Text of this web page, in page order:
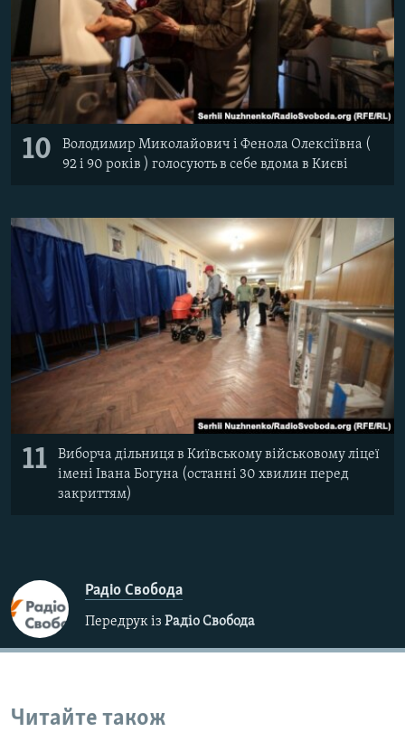
10
Володимир Миколайович і Фенола Олексіївна (
92 і 90 років ) голосують в себе вдома в Києві
11
Виборча дільниця в Київському військовому ліцеї
імені Івана Богуна (останні 30 хвилин перед
закриттям)
Радіо Свобода
Передрук із Радіо Свобода
Читайте також